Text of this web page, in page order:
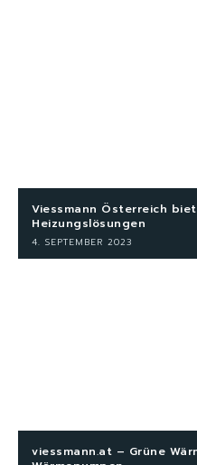
Viessmann Österreich
Heizungslösungen
4. SEPTEMBER 2023
viessmann.at – Grüne